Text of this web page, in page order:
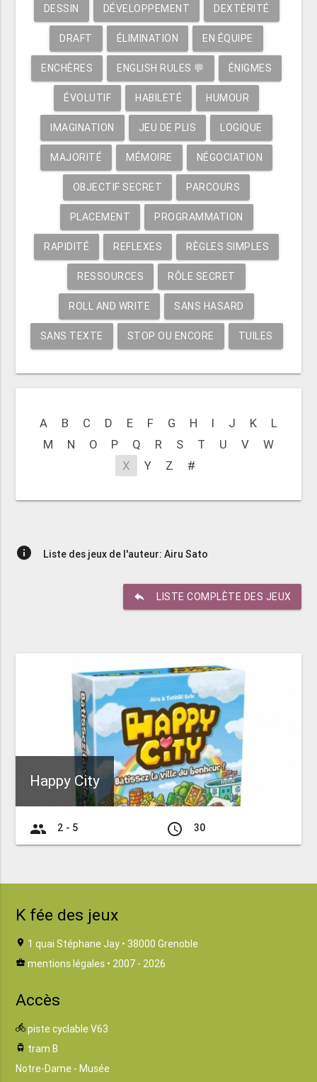
DESSIN DÉVELOPPEMENT DEXTÉRITÉ
DRAFT ÉLIMINATION EN ÉQUIPE
ENCHÈRES ENGLISH RULES 💬 ÉNIGMES
ÉVOLUTIF HABILETÉ HUMOUR
IMAGINATION JEU DE PLIS LOGIQUE
MAJORITÉ MÉMOIRE NÉGOCIATION
OBJECTIF SECRET PARCOURS
PLACEMENT PROGRAMMATION
RAPIDITÉ REFLEXES RÈGLES SIMPLES
RESSOURCES RÔLE SECRET
ROLL AND WRITE SANS HASARD
SANS TEXTE STOP OU ENCORE TUILES
A B C D E F G H I J K
L
M
N O P Q R S T U V
W
X
Y Z #
info Liste des jeux de l'auteur: Airu Sato
reply LISTE COMPLÈTE DES JEUX
Happy City
group 2 - 5 access_time 30
K fée des jeux
location_on 1 quai Stéphane Jay • 38000 Grenoble
business_center mentions légales • 2007 - 2026
Accès
directions_bike piste cyclable V63
tram tram B
Notre-Dame - Musée